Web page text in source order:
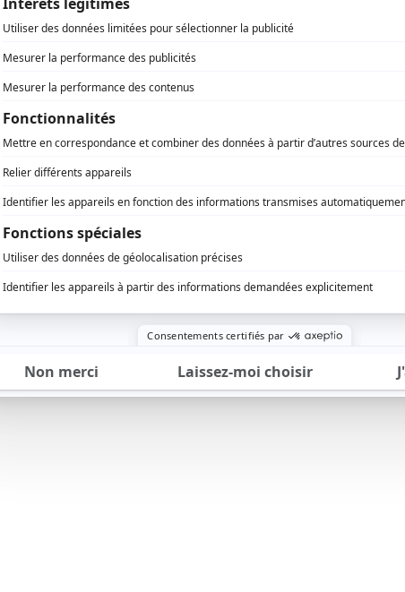
À Dunkerque, on invente la démocratie
directe post-confinement
3 MAI 2020
La ville des Hauts-de-France a lancé une démarche démocratique
unique en France.